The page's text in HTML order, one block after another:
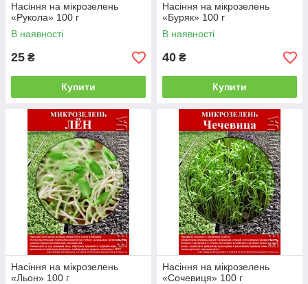
Насіння на мікрозелень
«Рукола» 100 г
В наявності
25 ₴
Купити
Насіння на мікрозелень
«Буряк» 100 г
В наявності
40 ₴
Купити
Насіння на мікрозелень
«Льон» 100 г
Насіння на мікрозелень
«Сочевиця» 100 г